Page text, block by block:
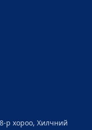
р хороо, Хилчний